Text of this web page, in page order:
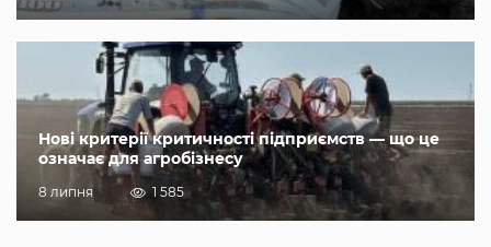
Нові критерії критичності підприємств — що це
означає для агробізнесу
8 липня 1 585